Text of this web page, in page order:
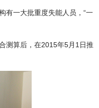
一大批重度失能人员，“一
测算后，在2015年5月1日推